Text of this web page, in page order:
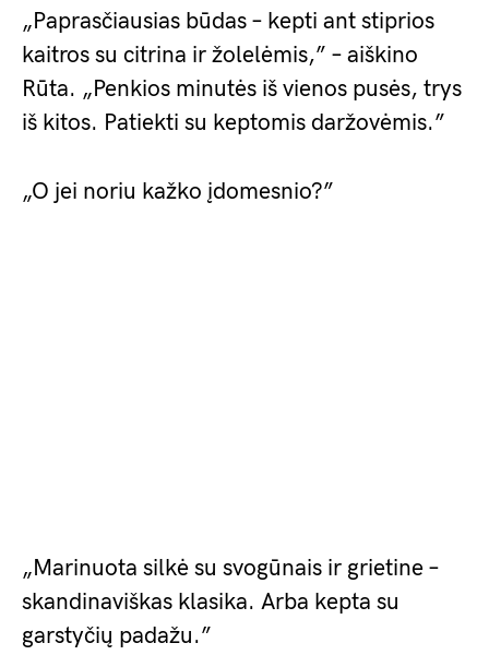
„Paprasčiausias būdas – kepti ant stiprios
kaitros su citrina ir žolelėmis,” – aiškino
Rūta. „Penkios minutės iš vienos pusės, trys
iš kitos. Patiekti su keptomis daržovėmis.”
„O jei noriu kažko įdomesnio?”
„Marinuota silkė su svogūnais ir grietine –
skandinaviškas klasika. Arba kepta su
garstyčių padažu.”